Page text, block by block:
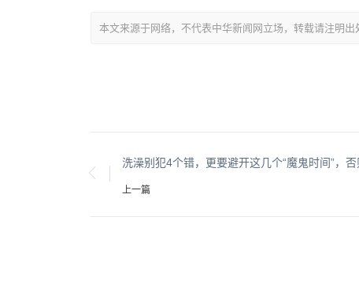
本文来源于网络，不代表中华新闻网立场，转载请注明
上一篇